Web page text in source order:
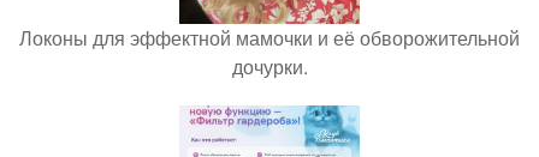
Локоны для эффектной мамочки и её обворожительной
дочурки.